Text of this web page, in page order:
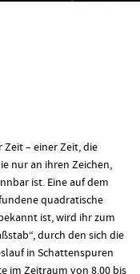
– einer Zeit, die
nur an ihren Zeichen,
ist. Eine auf dem
quadratische
ist, wird ihr zum
durch den sich die
in Schattenspuren
im Zeitraum von 8.00 bis